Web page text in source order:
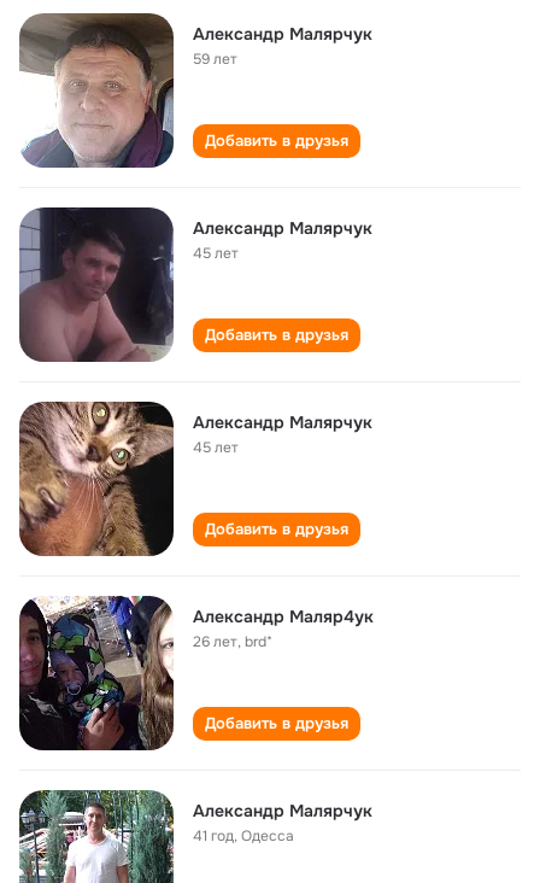
Александр Малярчук
59 лет
Добавить в друзья
Александр Малярчук
45 лет
Добавить в друзья
Александр Малярчук
45 лет
Добавить в друзья
Александр Маляр4ук
26 лет,brd*
Добавить в друзья
Александр Малярчук
41 год,Одесса